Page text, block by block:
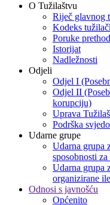
O Tužilaštvu
Riječ glavnog
Kodeks
Poruke
Istorijat
Nadležnosti
Odjeli
Odjel I
Odjel II
korupciju)
Uprava
Podrška
Udarne grupe
Udarna grupa
sposobnosti
Udarna grupa
organizirane
Odnosi s javnošću
Općenito